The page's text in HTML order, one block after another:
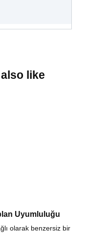
like
Uyumluluğu
olarak benzersiz bir